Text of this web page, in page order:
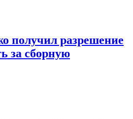
получил разрешение
за сборную